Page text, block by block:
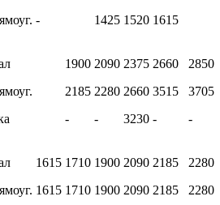
-
1425 1520 1615
1900
2185
-
2090
2280
-
2375
2660
3230
2660
3515
-
2850
3705
-
1615
1615
1710
1710
1900
1900
2090
2090
2185
2185
2280
2280